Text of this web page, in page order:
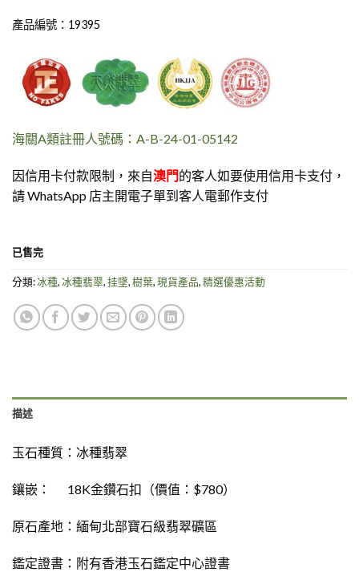
產品編號：19395
海關A類註冊人號碼：A-B-24-01-05142
因信用卡付款限制，來自澳門的客人如要使用信用卡支付，
請 WhatsApp 店主開電子單到客人電郵作支付
已售完
分類:冰種,冰種翡翠,挂墜,樹葉,現貨產品,精選優惠活動
描述
玉石種質： 冰種翡翠
鑲嵌： 18K金鑽石扣（價值：$780）
原石產地：緬甸北部寶石級翡翠礦區
鑑定證書： 附有香港玉石鑑定中心證書